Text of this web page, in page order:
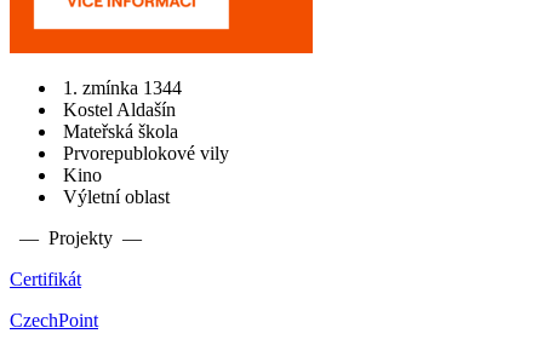
1. zmínka 1344
Kostel Aldašín
Mateřská škola
Prvorepublokové vily
Kino
Výletní oblast
— Projekty —
Certifikát
CzechPoint